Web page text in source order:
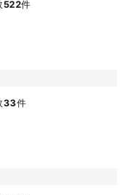
522件
33件